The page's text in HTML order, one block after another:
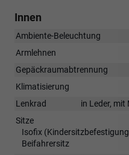
Innen
Ambiente-Beleuchtung
Armlehnen
Gepäckraumabtrennung
Klimatisierung
Lenkrad
in Leder,
Sitze
Isofix
Beifahrersitz